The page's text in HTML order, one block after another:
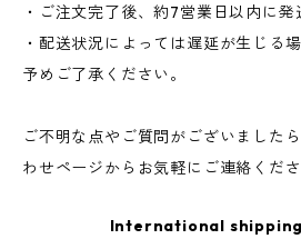
・ご注文完了後、約7営業日以内に発
・配送状況によっては遅延が生じる
予めご了承ください。
ご不明な点やご質問がございました
わせページからお気軽にご連絡くださ
International